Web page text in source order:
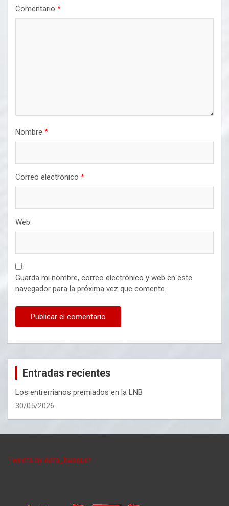
Comentario *
Nombre *
Correo electrónico *
Web
Guarda mi nombre, correo electrónico y web en este
navegador para la próxima vez que comente.
Entradas recientes
Los entrerrianos premiados en la LNB
30/05/2026
Tweets by data_basquet